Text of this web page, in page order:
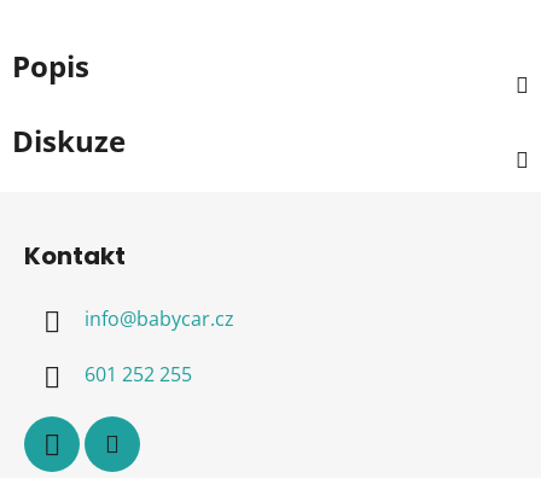
Popis
Diskuze
Kontakt
info@babycar.cz
601 252 255